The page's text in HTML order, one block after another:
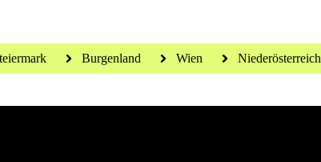
Burgenland Wien Niederösterreich